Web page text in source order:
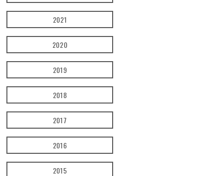
2021
2020
2019
2018
2017
2016
2015